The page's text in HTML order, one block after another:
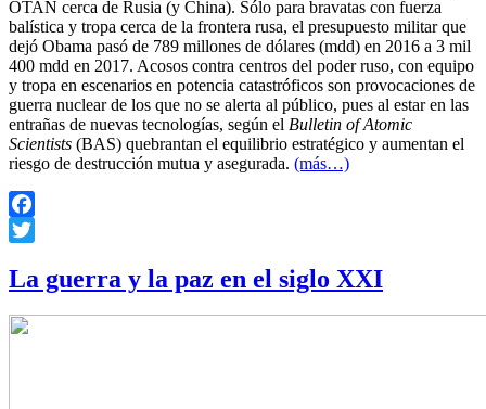
OTAN cerca de Rusia (y China). Sólo para bravatas con fuerza
balística y tropa cerca de la frontera rusa, el presupuesto militar que
dejó Obama pasó de 789 millones de dólares (mdd) en 2016 a 3 mil
400 mdd en 2017. Acosos contra centros del poder ruso, con equipo
y tropa en escenarios en potencia catastróficos son provocaciones de
guerra nuclear de los que no se alerta al público, pues al estar en las
entrañas de nuevas tecnologías, según el Bulletin of Atomic
Scientists (BAS) quebrantan el equilibrio estratégico y aumentan el
riesgo de destrucción mutua y asegurada. (más…)
Facebook
La guerra y la paz en el siglo XXI